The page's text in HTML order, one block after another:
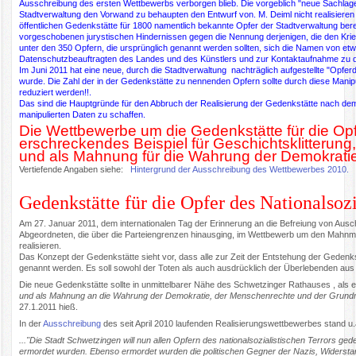
Ausschreibung des ersten Wettbewerbs verborgen blieb. Die vorgeblich "neue
Stadtverwaltung den Vorwand zu behaupten den Entwurf von. M. Deiml nicht
öffentlichen Gedenkstätte für 1800 namentlich bekannte Opfer der Stadtverwaltung
vorgeschobenen jurystischen Hindernissen gegen die Nennung derjenigen, die den
unter den 350 Opfern, die ursprünglich genannt werden sollten, sich die Namen von
Datenschutzbeauftragten des Landes und des Künstlers und zur Kontaktaufnahme
Im Juni 2011 hat eine neue, durch die Stadtverwaltung nachträglich aufgestellte
wurde. Die Zahl der in der Gedenkstätte zu nennenden Opfern sollte durch diese
reduziert werden!!.
Das sind die Hauptgründe für den Abbruch der Realisierung der Gedenkstätte nach
manipulierten Daten zu schaffen.
Die Wettbewerbe um die Gedenkstätte für die
erschreckendes Beispiel für
und als Mahnung für die Wahrung der
Vertiefende Angaben siehe: Hintergrund der Ausschreibung des Wettbewerbes 2010.
Gedenkstätte für die Opfer des
Am 27. Januar 2011, dem internationalen Tag der Erinnerung an die Befreiung von
Abgeordneten, die über die Parteiengrenzen hinausging, im Wettbewerb um den
realisieren.
Das Konzept der Gedenkstätte sieht vor, dass alle zur Zeit der Entstehung der
genannt werden. Es soll sowohl der Toten als auch ausdrücklich der Überlebenden
Die neue Gedenkstätte sollte in unmittelbarer Nähe des Schwetzinger Rathauses , als
und als Mahnung an die Wahrung der Demokratie, der Menschenrechte und der
27.1.2011 hieß.
In derAusschreibung des seit April 2010 laufenden Realisierungswettbewerbes stand
..."Die Stadt Schwetzingen will nun allen Opfern des nationalsozialistischen Terrors
ermordet wurden. Ebenso ermordet wurden die politischen Gegner der Nazis,